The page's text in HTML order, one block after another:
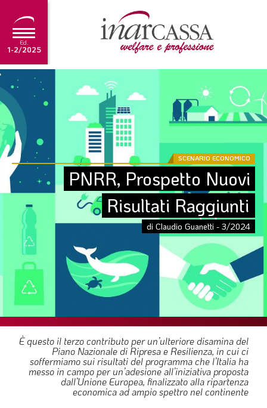
Ed.
1-2/2025
NEWS
EDITORIALE
TUTORIAL
SCADENZARIO
ARCHIVIO
Ultima edizione
SOMMARIO
EDITORIALE
PREVIDENZA
FOCUS
PROFESSIONE
TERZA PAGINA
LE FOTO DEL FIL ROUGE
SCENARIO ECONOMICO
PNRR, Prospetto Nuovi
Risultati Raggiunti
di Claudio Guanetti - 3/2024
È questo il terzo contributo per un’ulteriore disamina del
Piano Nazionale di Ripresa e Resilienza, in cui ci
soffermiamo sui risultati del programma che l’Italia ha
messo in campo per un’adesione all’iniziativa proposta
dall’Unione Europea, finalizzato alla ripartenza
economica ad ampio spettro nel continente